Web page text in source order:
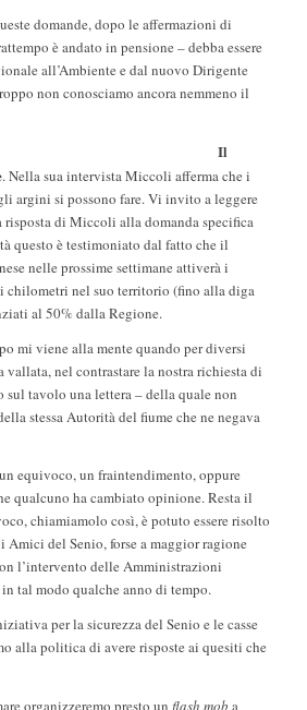
domande, dopo le affermazioni di
è andato in pensione – debba essere
all’Ambiente e dal nuovo Dirigente
non conosciamo ancora nemmeno il
Il
. Nella sua intervista Miccoli afferma che i
argini si possono fare. Vi invito a leggere
risposta di Miccoli alla domanda specifica
questo è testimoniato dal fatto che il
nelle prossime settimane attiverà i
chilometri nel suo territorio (fino alla diga
al 50% dalla Regione.
mi viene alla mente quando per diversi
nel contrastare la nostra richiesta di
sul tavolo una lettera – della quale non
stessa Autorità del fiume che ne negava
equivoco, un fraintendimento, oppure
qualcuno ha cambiato opinione. Resta il
chiamiamolo così, è potuto essere risolto
del Senio, forse a maggior ragione
l’intervento delle Amministrazioni
tal modo qualche anno di tempo.
per la sicurezza del Senio e le casse
alla politica di avere risposte ai quesiti che
organizzeremo presto un flash mob a